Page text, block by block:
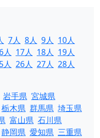
7人 8人 9人 10人
人 17人 18人 19人
人 26人 27人 28人
岩手県 宮城県
栃木県 群馬県 埼玉県
富山県 石川県
静岡県 愛知県 三重県